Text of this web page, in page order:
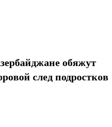
обяжут
след подростков